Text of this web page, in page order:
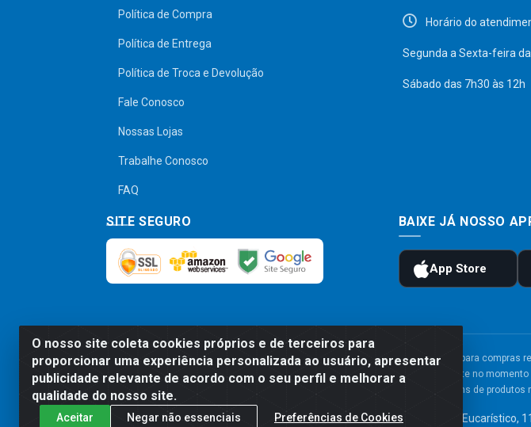
O nosso site coleta cookies próprios e de terceiros para
proporcionar uma experiência personalizada ao usuário, apresentar
publicidade relevante de acordo com o seu perfil e melhorar a
qualidade do nosso site.
Aceitar Negar não essenciais Preferências de Cookies
Política de Compra
Política de Entrega
Política de Troca e Devolução
Fale Conosco
Nossas Lojas
Trabalhe Conosco
FAQ
Horário do
Segunda a Sexta-feira
Sábado das 7h30 às 12h
SITE SEGURO BAIXE JÁ NOSSO
Preços, promoções, condições de pagamento e frete são válidos para compras
será válido o preço que for exibido no carrinho de compras do site no
Imagens de
Comercial de Construção 2001 LTDA - Av. Congresso Eucarístico,